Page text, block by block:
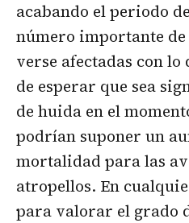
acabando el periodo
número importante
verse afectadas con lo
de esperar que sea
de huida en el
podrían suponer un
mortalidad para las
atropellos. En
para valorar el grado